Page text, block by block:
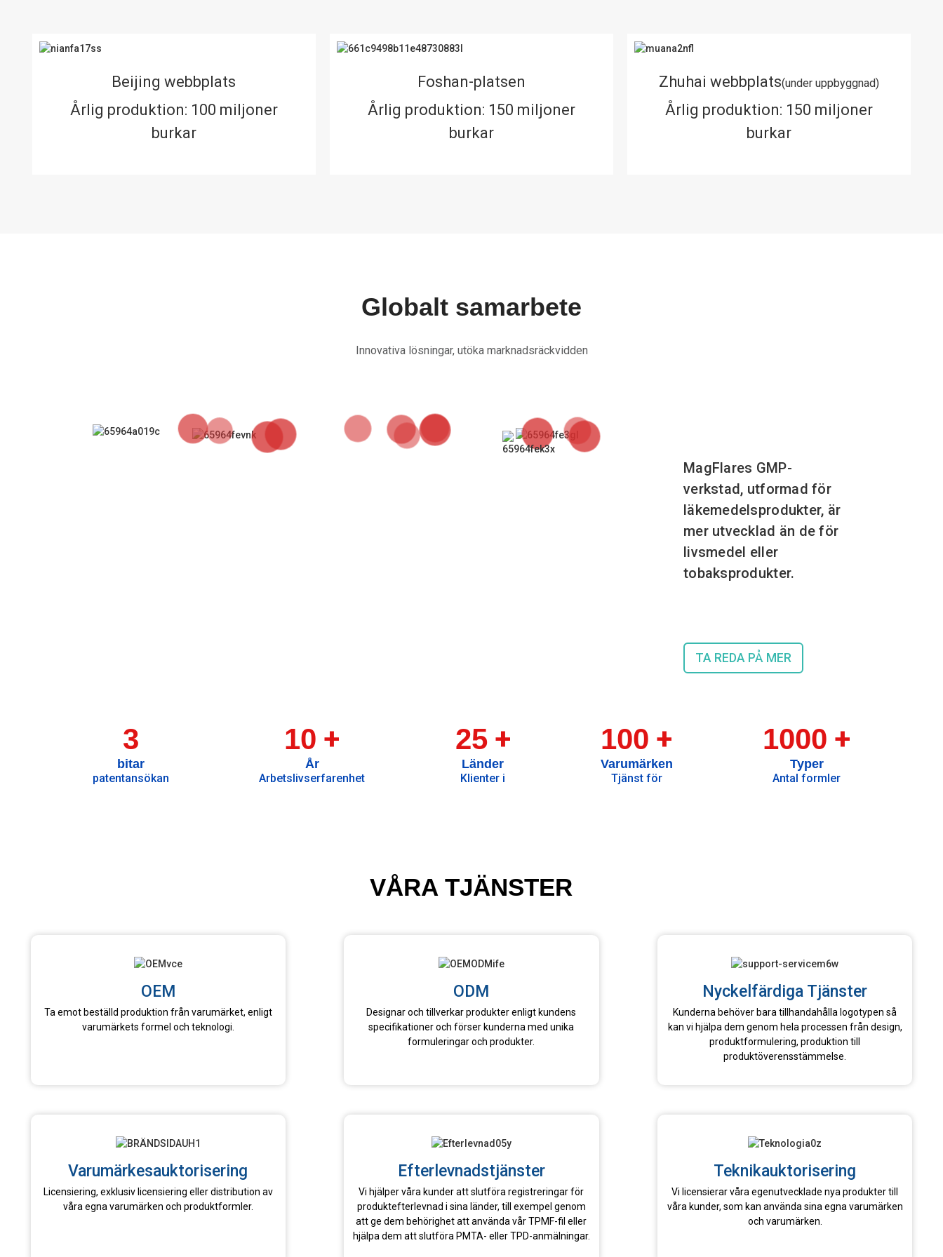
Beijing webbplats
Årlig produktion: 100 miljoner
burkar
Foshan-platsen
Årlig produktion: 150 miljoner
burkar
Zhuhai webbplats(under uppbyggnad)
Årlig produktion: 150 miljoner
burkar
Globalt samarbete
Innovativa lösningar, utöka marknadsräckvidden
MagFlares GMP-
verkstad, utformad för
läkemedelsprodukter, är
mer utvecklad än de för
livsmedel eller
tobaksprodukter.
TA REDA PÅ MER
3
bitar
patentansökan
10 +
År
Arbetslivserfarenhet
25 +
Länder
Klienter i
100 +
Varumärken
Tjänst för
1000 +
Typer
Antal formler
VÅRA TJÄNSTER
OEM
Ta emot beställd produktion från varumärket, enligt
varumärkets formel och teknologi.
ODM
Designar och tillverkar produkter enligt kundens
specifikationer och förser kunderna med unika
formuleringar och produkter.
Nyckelfärdiga Tjänster
Kunderna behöver bara tillhandahålla logotypen så
kan vi hjälpa dem genom hela processen från design,
produktformulering, produktion till
produktöverensstämmelse.
Varumärkesauktorisering
Licensiering, exklusiv licensiering eller distribution av
våra egna varumärken och produktformler.
Efterlevnadstjänster
Vi hjälper våra kunder att slutföra registreringar för
produktefterlevnad i sina länder, till exempel genom
att ge dem behörighet att använda vår TPMF-fil eller
hjälpa dem att slutföra PMTA- eller TPD-anmälningar.
Teknikauktorisering
Vi licensierar våra egenutvecklade nya produkter till
våra kunder, som kan använda sina egna varumärken
och varumärken.